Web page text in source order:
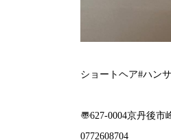
ショートヘア#ハン
〠627-0004京丹後市
0772608704